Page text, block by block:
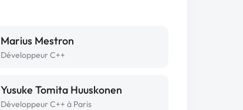
Marius Mestron
Développeur C++
Yusuke Tomita Huuskonen
Développeur C++ à Paris